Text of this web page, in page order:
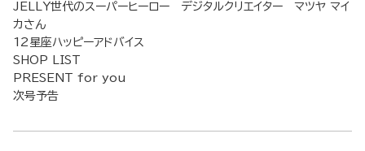
JELLY世代のスーパーヒーロー デジタルクリエイター マツヤ マイ
カさん
12星座ハッピーアドバイス
SHOP LIST
PRESENT for you
次号予告